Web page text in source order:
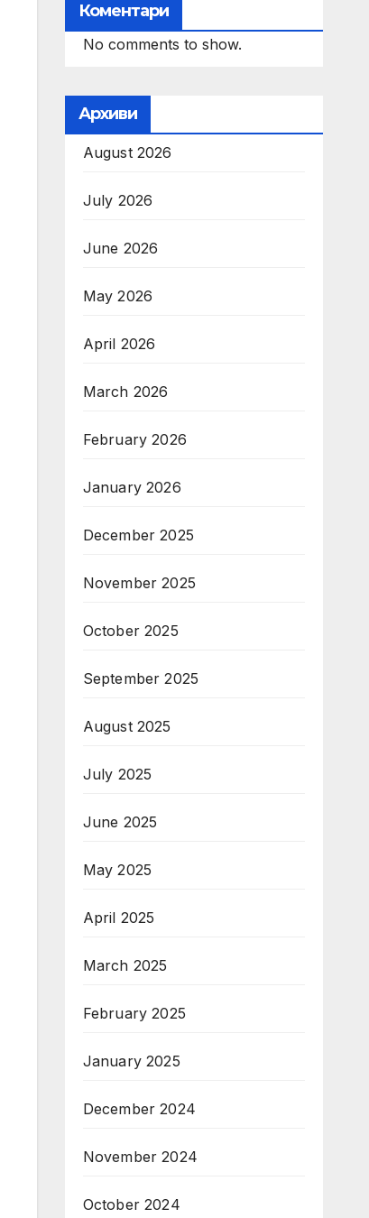
Коментари
No comments to show.
Архиви
August 2026
July 2026
June 2026
May 2026
April 2026
March 2026
February 2026
January 2026
December 2025
November 2025
October 2025
September 2025
August 2025
July 2025
June 2025
May 2025
April 2025
March 2025
February 2025
January 2025
December 2024
November 2024
October 2024